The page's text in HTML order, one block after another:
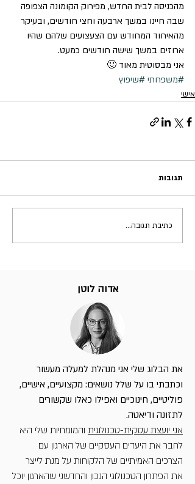
מהכניסה לבית החדש, מפירוק הקומונה הצפופה
שבה חיינו במשך ארבעה וחצי חודשים, ובעיקר
מהאיחוד המחודש עם הצעצועים שלהם שהיו
ארוזים במשך שישה חודשים כמעט.
אני מבסוטית מאוד 🙂
#משפחתי #שיפוץ
אישי
תגובות
כתיבת תגובה...
את הבלוג שלי אני מנהלת למעלה מעשור
וכתבתי בו על שלל נושאים: מקצועיים, אישיים,
פוליטיים, חינוכיים ואפילו כאלו שקשורים
לתזונה ודיאטה.
אני יועצת עסקית-טכנולוגית והמומחיות שלי היא
לחבר את היעדים העסקיים של הארגון עם
הצרכים האמיתיים של הלקוחות על מנת לייצר
את הפתרון הטכנולוגי הנכון והחדשני שהארגון יוכל
אדוה לוטן